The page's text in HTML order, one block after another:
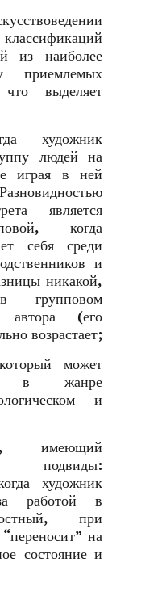
классификаций
из наиболее
что выделяет
художник
людей на
играя в ней
является
когда
себя среди
и
никакой,
групповом
автора (его
возрастает;
может
в жанре
и
имеющий
художник
работой в
при
на
состояние и